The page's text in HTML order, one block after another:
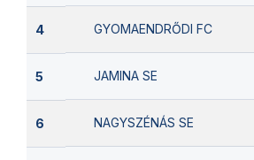
4 GYOMAENDRŐDI FC
5 JAMINA SE
6 NAGYSZÉNÁS SE